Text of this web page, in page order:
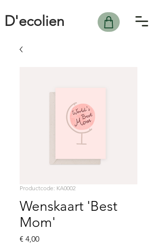
D'ecolien
Productcode: KA0002
Wenskaart 'Best
Mom'
€ 4,00Prijs